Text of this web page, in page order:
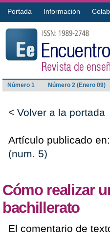
Portada Información
Número 1 Número 2 (Enero 09)
< Volver a la portada
Artículo publicado en:
(num. 5)
Cómo realizar
bachillerato
El comentario de